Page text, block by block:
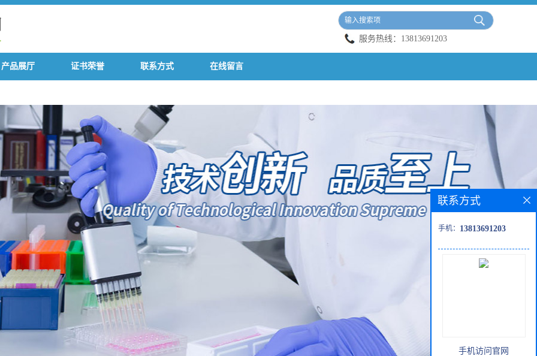
服务热线： 13813691203
产品展厅 证书荣誉 联系方式 在线留言
联系方式
手机： 13813691203
手机访问官网